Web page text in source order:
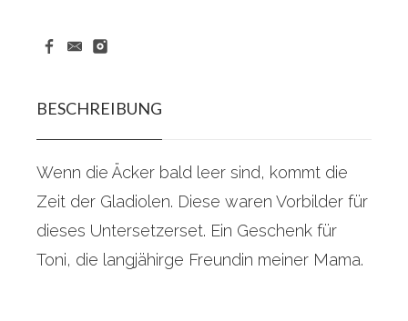
BESCHREIBUNG
Wenn die Äcker bald leer sind, kommt die
Zeit der Gladiolen. Diese waren Vorbilder für
dieses Untersetzerset. Ein Geschenk für
Toni, die langjähirge Freundin meiner Mama.